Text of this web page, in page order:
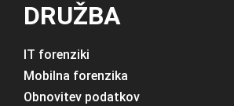
DRUŽBA
IT forenziki
Mobilna forenzika
Obnovitev podatkov